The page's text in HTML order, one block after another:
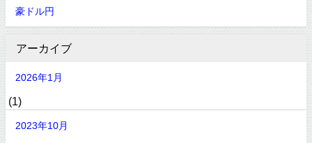
豪ドル円
アーカイブ
2026年1月
(1)
2023年10月